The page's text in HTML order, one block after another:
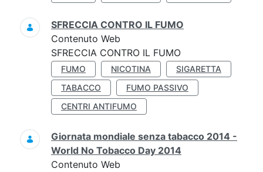
SFRECCIA CONTRO IL FUMO
Contenuto Web
SFRECCIA CONTRO IL FUMO
FUMO NICOTINA
SIGARETTA
TABACCO
FUMO PASSIVO
CENTRI ANTIFUMO
Giornata mondiale senza tabacco 2014 -
World No Tobacco Day 2014
Contenuto Web